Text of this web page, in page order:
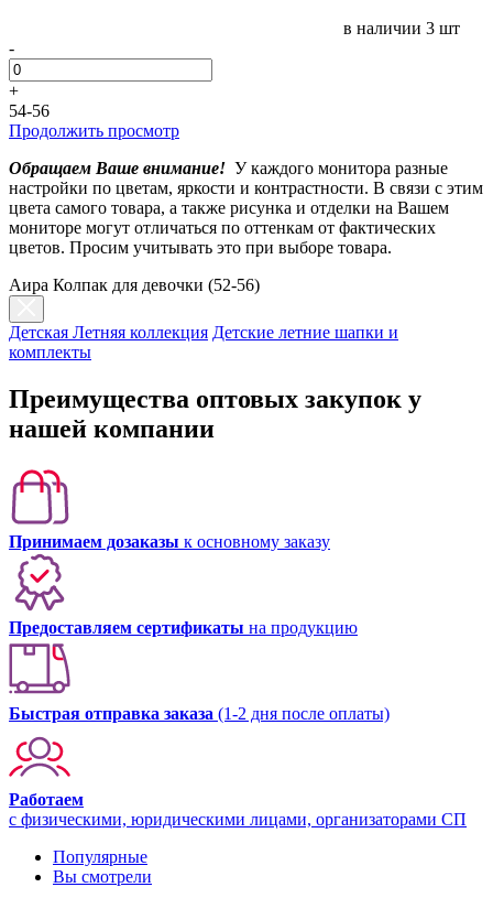
в наличии 3 шт
-
+
54-56
Продолжить просмотр
Обращаем Ваше внимание! У каждого монитора разные
настройки по цветам, яркости и контрастности. В связи с этим
цвета самого товара, а также рисунка и отделки на Вашем
мониторе могут отличаться по оттенкам от фактических
цветов. Просим учитывать это при выборе товара.
Аира Колпак для девочки (52-56)
Детская Летняя коллекция Детские летние шапки и
комплекты
Преимущества оптовых закупок у
нашей компании
Принимаем дозаказы к основному заказу
Предоставляем сертификаты на продукцию
Быстрая отправка заказа (1-2 дня после оплаты)
Работаем
с физическими, юридическими лицами, организаторами СП
Популярные
Вы смотрели